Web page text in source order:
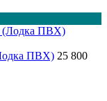
ПВХ) 25 800